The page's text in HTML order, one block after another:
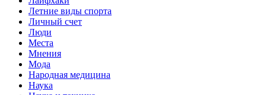
Летние виды спорта
Личный счет
Люди
Места
Мнения
Мода
Народная медицина
Наука